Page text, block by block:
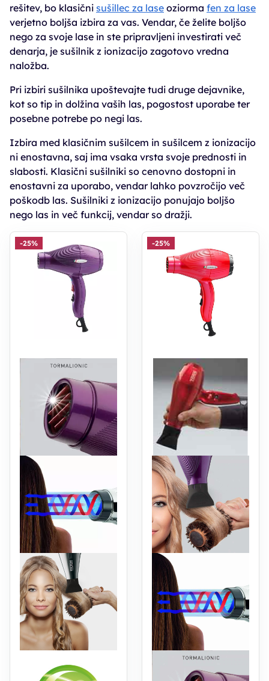
rešitev, bo klasični sušillec za lase oziorma fen za lase
verjetno boljša izbira za vas. Vendar, če želite boljšo
nego za svoje lase in ste pripravljeni investirati več
denarja, je sušilnik z ionizacijo zagotovo vredna
naložba.
Pri izbiri sušilnika upoštevajte tudi druge dejavnike,
kot so tip in dolžina vaših las, pogostost uporabe ter
posebne potrebe po negi las.
Izbira med klasičnim sušilcem in sušilcem z ionizacijo
ni enostavna, saj ima vsaka vrsta svoje prednosti in
slabosti. Klasični sušilniki so cenovno dostopni in
enostavni za uporabo, vendar lahko povzročijo več
poškodb las. Sušilniki z ionizacijo ponujajo boljšo
nego las in več funkcij, vendar so dražji.
-25% -25%